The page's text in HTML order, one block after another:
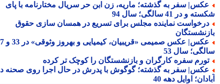
سفر به گذشته؛ ماریه، زن ابن حر سریال مختارنامه با پای
و در 41 سالگی؛ سال 94
نماینده مجلس برای تسریع در همسان سازی حقوق
عکس| عکس صمیمی «قریبیان، کیمیایی و بهروز وثوقی» در 33 و 37
سال 53
سفره کارگران و بازنشستگان را کوچک تر کرده
سفر به گذشته؛ گوگوش با پدرش در حال اجرا روی صحنه در
اوایل دهه 40